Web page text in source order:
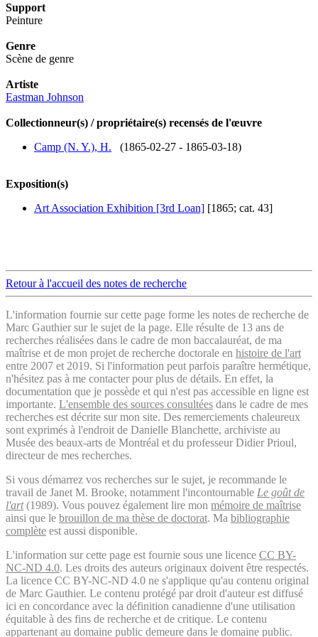
Support
Peinture
Genre
Scène de genre
Artiste
Eastman Johnson
Collectionneur(s) / propriétaire(s) recensés de l'œuvre
Camp (N. Y.), H. (1865-02-27 - 1865-03-18)
Exposition(s)
Art Association Exhibition [3rd Loan] [1865; cat. 43]
Retour à l'accueil des notes de recherche
L'information fournie sur cette page forme les notes de recherche de
Marc Gauthier sur le sujet de la page. Elle résulte de 13 ans de
recherches réalisées dans le cadre de mon baccalauréat, de ma
maîtrise et de mon projet de recherche doctorale en histoire de l'art
entre 2007 et 2019. Si l'information peut parfois paraître hermétique,
n'hésitez pas à me contacter pour plus de détails. En effet, la
documentation que je possède et qui n'est pas accessible en ligne est
importante. L'ensemble des sources consultées dans le cadre de mes
recherches est décrite sur mon site. Des remerciements chaleureux
sont exprimés à l'endroit de Danielle Blanchette, archiviste au
Musée des beaux-arts de Montréal et du professeur Didier Prioul,
directeur de mes recherches.
Si vous démarrez vos recherches sur le sujet, je recommande le
travail de Janet M. Brooke, notamment l'incontournable Le goût de
l'art(1989). Vous pouvez également lire mon mémoire de maîtrise
ainsi que le brouillon de ma thèse de doctorat. Ma bibliographie
complète est aussi disponible.
L'information sur cette page est fournie sous une licence CC BY-
NC-ND 4.0. Les droits des auteurs originaux doivent être respectés.
La licence CC BY-NC-ND 4.0 ne s'applique qu'au contenu original
de Marc Gauthier. Le contenu protégé par droit d'auteur est diffusé
ici en concordance avec la définition canadienne d'une utilisation
équitable à des fins de recherche et de critique. Le contenu
appartenant au domaine public demeure dans le domaine public.